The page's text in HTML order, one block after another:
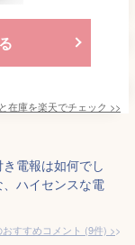
在庫を楽天でチェック >>
電報は如何でし
ハイセンスな電
すすめコメント (9件) >